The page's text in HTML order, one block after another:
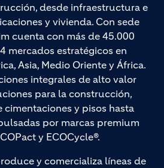
desde infraestructura e
y vivienda. Con sede
cuenta con más de 45.000
mercados estratégicos en
Asia, Medio Oriente y África.
integrales de alto valor
para la construcción,
y pisos hasta
por marcas premium
y ECOCycle®.
y comercializa líneas de